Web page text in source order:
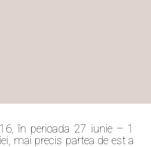
în perioada 27 iunie – 1
mai precis partea de est a